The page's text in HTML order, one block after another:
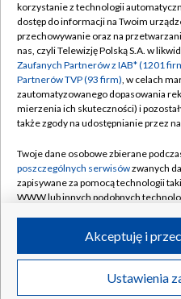
Abonament TVP
Emisja w TVP
Centrum informacji TVP
Naziemna Telewizja
Rada Programowa
System NOS
Informacje o nadawcy
Program dla prasy
Ogłoszenie przetargowe
Polityka
©2026 Telewizja
korzystanie z technologii
dostęp do informacji na Twoim
przechowywanie oraz na
nas, czyli Telewizję Polską S.A. w
Zaufanych Partnerów z IAB* (1201
Partnerów TVP (93 firm), w celach
zautomatyzowanego dopasowania
mierzenia ich skuteczności) i
także zgody na udostępnianie przez
Twoje dane osobowe zbierane
poszczególnych serwisówzwanych
zapisywane za pomocą technologii
WWW lub innych podobnych
ruchu w Internecie.
Twoje dane osobowe zbierane
poszczególnych serwisówna Portalu,
Ustawienia
Akceptuję i